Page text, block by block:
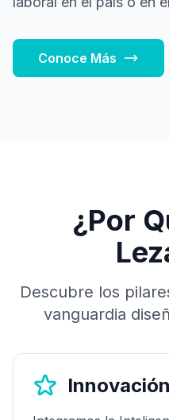
Conoce Más
¿Por
Descubre los
vanguardia